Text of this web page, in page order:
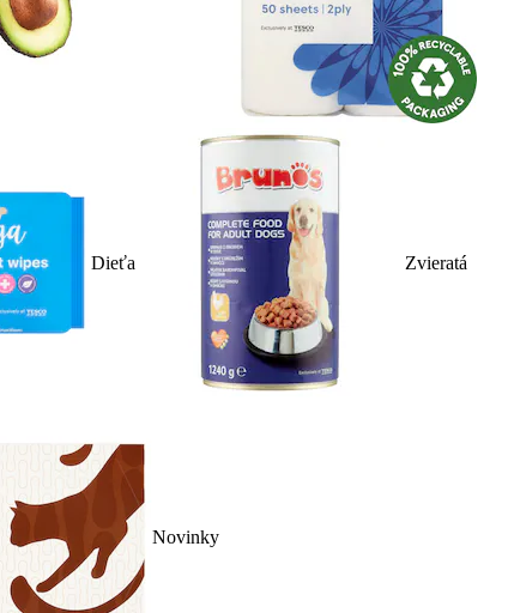
Dieťa Zvieratá
Novinky